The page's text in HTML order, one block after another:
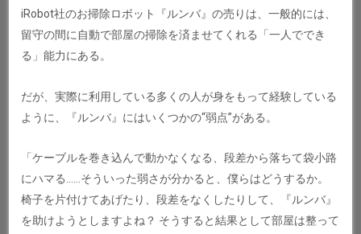
iRobot社のお掃除ロボット『ルンバ』の売りは、一般的には、
留守の間に自動で部屋の掃除を済ませてくれる「一人ででき
る」能力にある。
だが、実際に利用している多くの人が身をもって経験している
ように、『ルンバ』にはいくつかの“弱点”がある。
「ケーブルを巻き込んで動かなくなる、段差から落ちて袋小路
にハマる……そういった弱さが分かると、僕らはどうするか。
椅子を片付けてあげたり、段差をなくしたりして、『ルンバ』
を助けようとしますよね？ そうすると結果として部屋は整って